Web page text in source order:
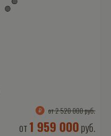
от 2 520 000 руб.
от1 959 000руб.